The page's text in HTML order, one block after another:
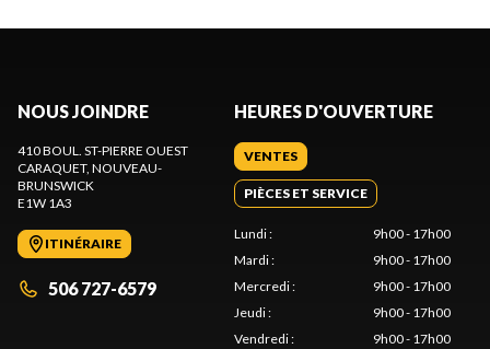
NOUS JOINDRE
410 BOUL. ST-PIERRE OUEST
CARAQUET, NOUVEAU-
BRUNSWICK
E1W 1A3
ITINÉRAIRE
506 727-6579
HEURES D'OUVERTURE
VENTES
PIÈCES ET SERVICE
Lundi:
9h00 - 17h00
Mardi:
9h00 - 17h00
Mercredi:
9h00 - 17h00
Jeudi:
9h00 - 17h00
Vendredi: 9h00 - 17h00